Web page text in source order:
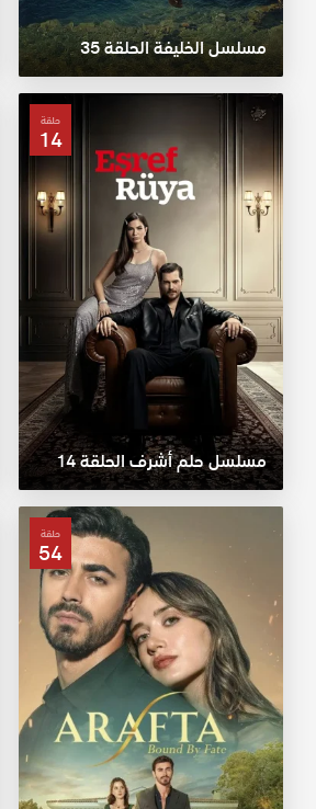
مسلسل الخليفة الحلقة 35
حلقة
14
مسلسل حلم أشرف الحلقة 14
حلقة
54